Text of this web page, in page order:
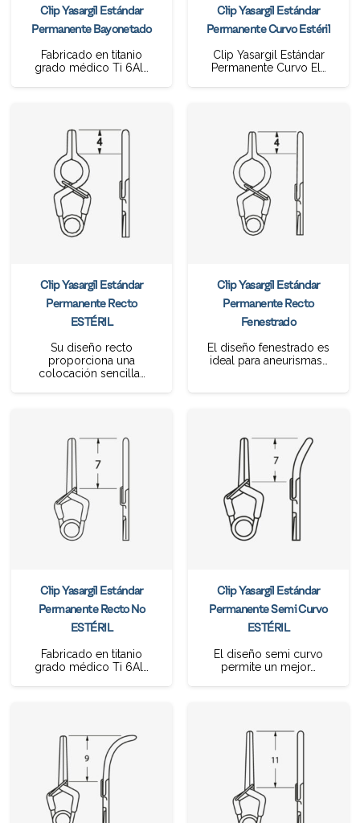
Clip Yasargil Estándar
Permanente Bayonetado
Fabricado en titanio
grado médico Ti 6Al…
Clip Yasargil Estándar
Permanente Curvo Estéril
Clip Yasargil Estándar
Permanente Curvo El…
Clip Yasargil Estándar
Permanente Recto
ESTÉRIL
Su diseño recto
proporciona una
colocación sencilla…
Clip Yasargil Estándar
Permanente Recto
Fenestrado
El diseño fenestrado es
ideal para aneurismas…
Clip Yasargil Estándar
Permanente Recto No
ESTÉRIL
Fabricado en titanio
grado médico Ti 6Al…
Clip Yasargil Estándar
Permanente Semi Curvo
ESTÉRIL
El diseño semi curvo
permite un mejor…